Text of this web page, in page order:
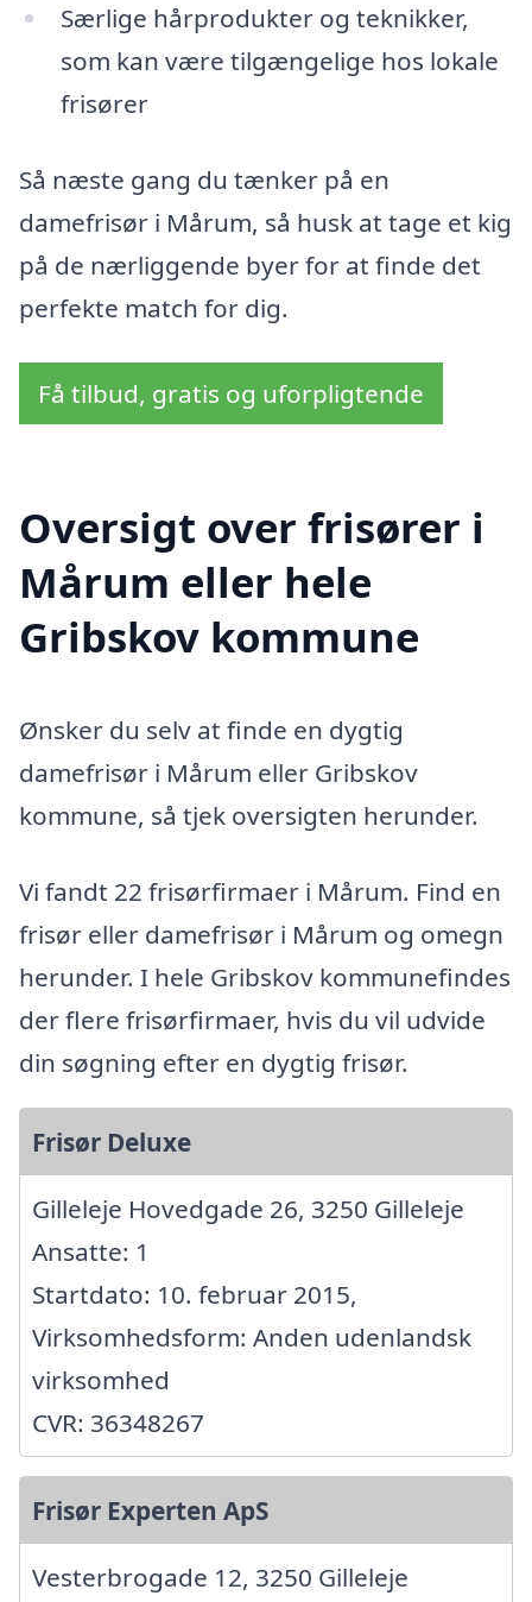
Særlige hårprodukter og teknikker,
som kan være tilgængelige hos lokale
frisører
Så næste gang du tænker på en
damefrisør i Mårum, så husk at tage et kig
på de nærliggende byer for at finde det
perfekte match for dig.
Få tilbud, gratis og uforpligtende
Oversigt over frisører i
Mårum eller hele
Gribskov kommune
Ønsker du selv at finde en dygtig
damefrisør i Mårum eller Gribskov
kommune, så tjek oversigten herunder.
Vi fandt 22 frisørfirmaer i Mårum. Find en
frisør eller damefrisør i Mårum og omegn
herunder. I hele Gribskov kommunefindes
der flere frisørfirmaer, hvis du vil udvide
din søgning efter en dygtig frisør.
Frisør Deluxe
Gilleleje Hovedgade 26, 3250 Gilleleje
Ansatte: 1
Startdato: 10. februar 2015,
Virksomhedsform: Anden udenlandsk
virksomhed
CVR: 36348267
Frisør Experten ApS
Vesterbrogade 12, 3250 Gilleleje